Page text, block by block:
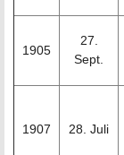
1905
27.
Sept.
1907 28. Juli